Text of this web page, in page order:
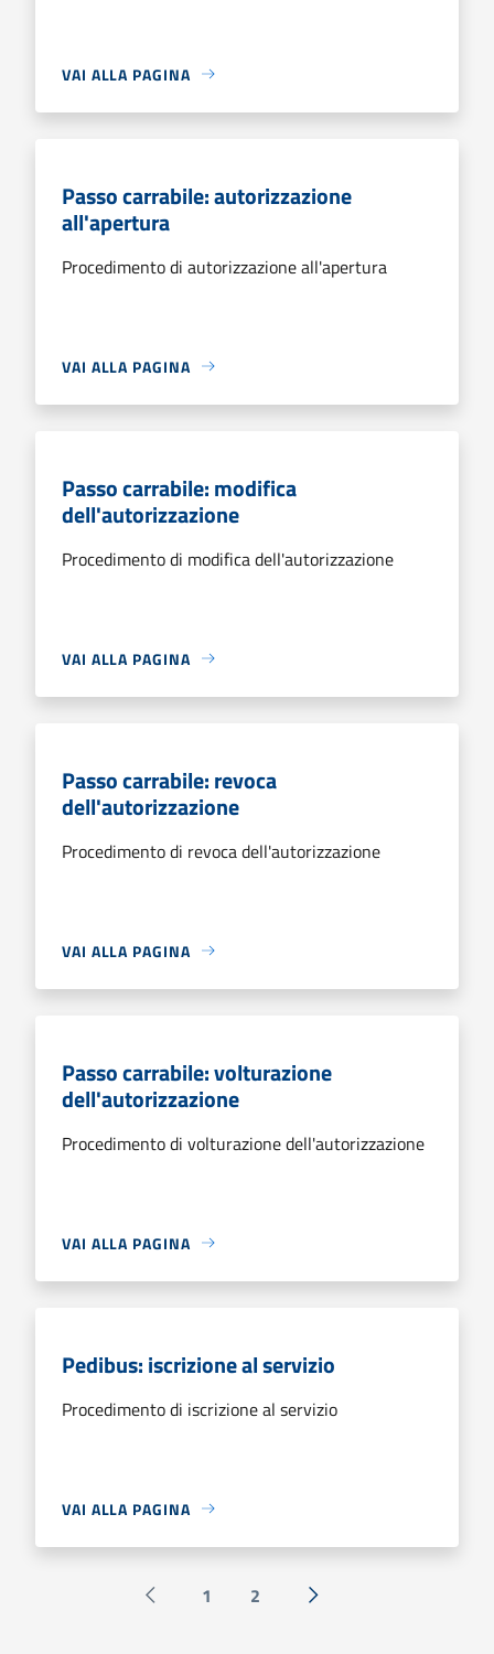
VAI ALLA PAGINA
Passo carrabile: autorizzazione
all'apertura
Procedimento di autorizzazione all'apertura
VAI ALLA PAGINA
Passo carrabile: modifica
dell'autorizzazione
Procedimento di modifica dell'autorizzazione
VAI ALLA PAGINA
Passo carrabile: revoca
dell'autorizzazione
Procedimento di revoca dell'autorizzazione
VAI ALLA PAGINA
Passo carrabile: volturazione
dell'autorizzazione
Procedimento di volturazione dell'autorizzazione
VAI ALLA PAGINA
Pedibus: iscrizione al servizio
Procedimento di iscrizione al servizio
VAI ALLA PAGINA
Pagina precedente
1 2 Successiva »